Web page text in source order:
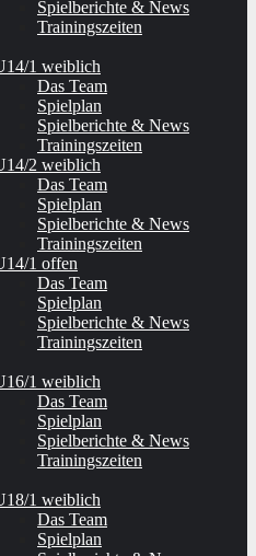
Spielberichte & News
Trainingszeiten
1 weiblich
Das Team
Spielplan
Spielberichte & News
Trainingszeiten
2 weiblich
Das Team
Spielplan
Spielberichte & News
Trainingszeiten
1 offen
Das Team
Spielplan
Spielberichte & News
Trainingszeiten
1 weiblich
Das Team
Spielplan
Spielberichte & News
Trainingszeiten
1 weiblich
Das Team
Spielplan